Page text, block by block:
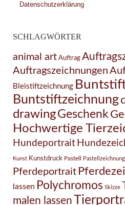
Datenschutzerklärung
SCHLAGWÖRTER
animal art Auftrag
Auftragszeichnungen
Bleistiftzeichnung
Buntstiftzeichnung
drawingGeschenk
Hochwertige
Hundeportrait
Kunst Kunstdruck Pastell Pastellzeichnung
Pferdeportrait
lassen Polychromos Skizze
malen lassen